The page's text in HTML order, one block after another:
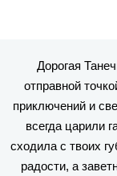
Дорогая
отправной
приключений и
всегда царили
сходила с твоих
радости, а